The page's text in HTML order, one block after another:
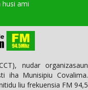
ami
nudar organizasaun
iha Munisipiu Covalima.
liu frekuensia FM 94,5